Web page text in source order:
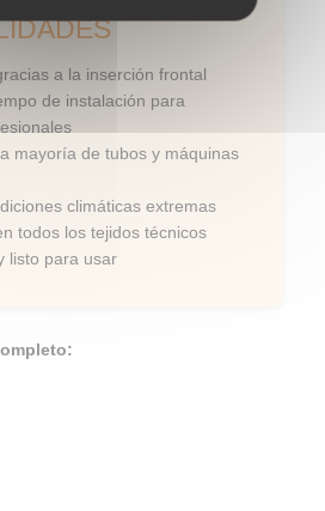
a la inserción frontal
de instalación para
mayoría de tubos y máquinas
climáticas extremas
todos los tejidos técnicos
listo para usar